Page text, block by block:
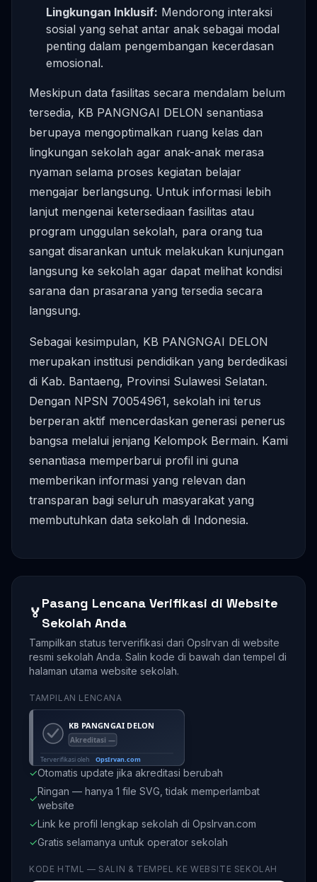
Lingkungan Inklusif: Mendorong interaksi
sosial yang sehat antar anak sebagai modal
penting dalam pengembangan kecerdasan
emosional.
Meskipun data fasilitas secara mendalam belum
tersedia, KB PANGNGAI DELON senantiasa
berupaya mengoptimalkan ruang kelas dan
lingkungan sekolah agar anak-anak merasa
nyaman selama proses kegiatan belajar
mengajar berlangsung. Untuk informasi lebih
lanjut mengenai ketersediaan fasilitas atau
program unggulan sekolah, para orang tua
sangat disarankan untuk melakukan kunjungan
langsung ke sekolah agar dapat melihat kondisi
sarana dan prasarana yang tersedia secara
langsung.
Sebagai kesimpulan, KB PANGNGAI DELON
merupakan institusi pendidikan yang berdedikasi
di Kab. Bantaeng, Provinsi Sulawesi Selatan.
Dengan NPSN 70054961, sekolah ini terus
berperan aktif mencerdaskan generasi penerus
bangsa melalui jenjang Kelompok Bermain. Kami
senantiasa memperbarui profil ini guna
memberikan informasi yang relevan dan
transparan bagi seluruh masyarakat yang
membutuhkan data sekolah di Indonesia.
🏅
Pasang Lencana Verifikasi di Website
Sekolah Anda
Tampilkan status terverifikasi dari OpsIrvan di website
resmi sekolah Anda. Salin kode di bawah dan tempel di
halaman utama website sekolah.
TAMPILAN LENCANA
✓Otomatis update jika akreditasi berubah
✓
Ringan — hanya 1 file SVG, tidak memperlambat
website
✓Link ke profil lengkap sekolah di OpsIrvan.com
✓Gratis selamanya untuk operator sekolah
KODE HTML — SALIN & TEMPEL KE WEBSITE SEKOLAH